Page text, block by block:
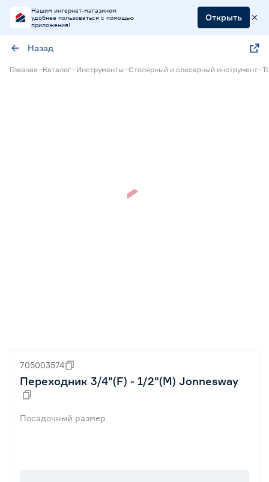
Нашим интернет-магазином
удобнее пользоваться с помощью
приложения!
Открыть
Назад
Главная Каталог Инструменты Столярный и слесарный инструмент
705003574
Переходник 3/4"(F) - 1/2"(M) Jonnesway
Посадочный размер